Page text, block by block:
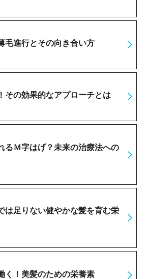
毛進行とその向き合い方
その効果的なアプローチとは
るＭ字はげ？未来の治療法への
は足りない健やかな髪を育む栄
く！美髪のための栄養素